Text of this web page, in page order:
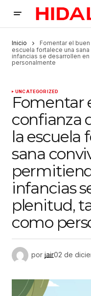
Inicio
Fomentar el
escuela fortalece una
infancias se desarrollen
personalmente
UNCATEGORIZED
Fomentar
confianza
la escuela
sana
infancias
plenitud,
como
por jair02 de